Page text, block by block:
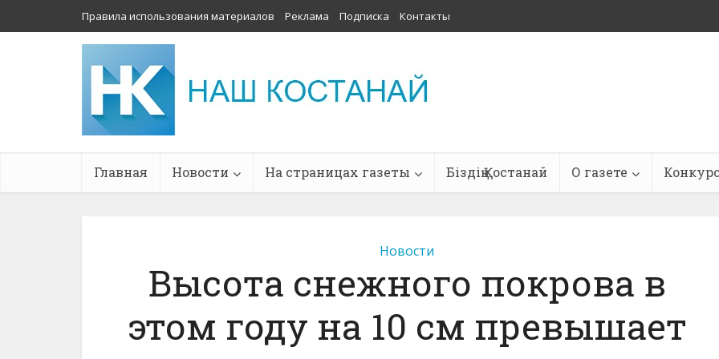
Правила использования материалов Реклама Подписка Контакты
Главная Новости На страницах газеты Біздің Қостанай О газете
Новости
Высота снежного покрова в
этом году на 10 см превышает